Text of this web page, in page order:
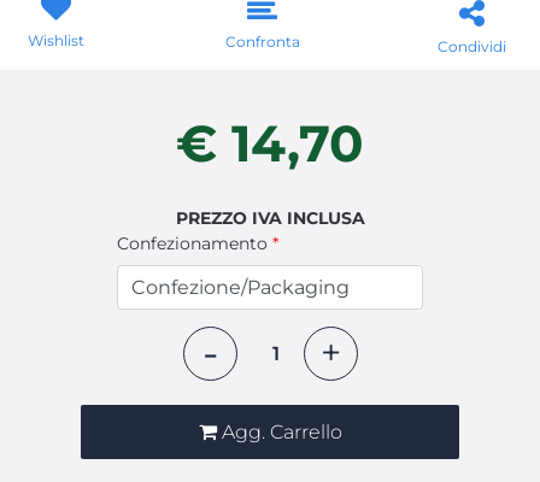
Wishlist Confronta Condividi
€ 14,70
PREZZO IVA INCLUSA
Confezionamento*
Agg. Carrello